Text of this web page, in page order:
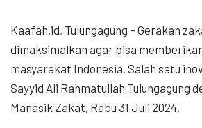
Kaafah.id, Tulungagung – Gerakan
dimaksimalkan agar bisa
masyarakat Indonesia. Salah satu
Sayyid Ali Rahmatullah Tulungagung
Manasik Zakat, Rabu 31 Juli 2024.